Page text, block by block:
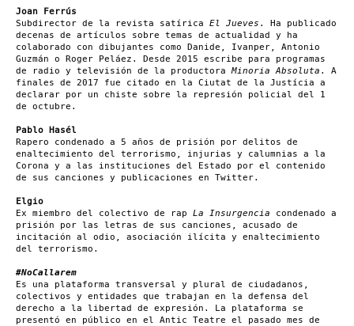
Joan Ferrús
Subdirector de la revista satírica El Jueves . Ha publicado
decenas de artículos sobre temas de actualidad y ha
colaborado con dibujantes como Danide, Ivanper, Antonio
Guzmán o Roger Peláez. Desde 2015 escribe para programas
de radio y televisión de la productoraMinoria Absoluta . A
finales de 2017 fue citado en la Ciutat de la Justícia a
declarar por un chiste sobre la represión policial del 1
de octubre.
Pablo Hasél
Rapero condenado a 5 años de prisión por delitos de
enaltecimiento del terrorismo, injurias y calumnias a la
Corona y a las instituciones del Estado por el contenido
de sus canciones y publicaciones en Twitter.
Elgio
Ex miembro del colectivo de rap La Insurgencia condenado a
prisión por las letras de sus canciones, acusado de
incitación al odio, asociación ilícita y enaltecimiento
del terrorismo.
#NoCallarem
Es una plataforma transversal y plural de ciudadanos,
colectivos y entidades que trabajan en la defensa del
derecho a la libertad de expresión. La plataforma se
presentó en público en el Antic Teatre el pasado mes de